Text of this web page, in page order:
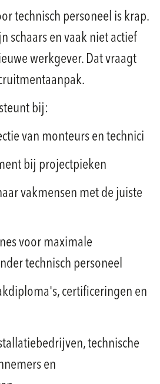
technisch personeel is krap.
schaars en vaak niet actief
werkgever. Dat vraagt
bij:
van monteurs en technici
bij projectpieken
vakmensen met de juiste
voor maximale
technisch personeel
certificeringen en
technische
en